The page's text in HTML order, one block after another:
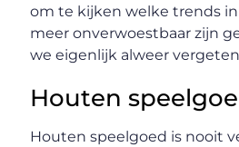
om te kijken welke trends
meer onverwoestbaar zijn
we eigenlijk alweer
Houten
Houten speelgoed is nooit